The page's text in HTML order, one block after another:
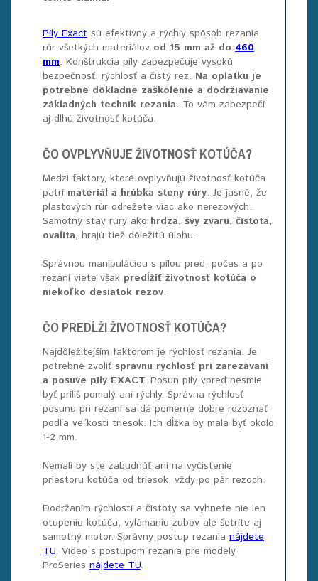
Píly Exact sú efektívny a rýchly spôsob rezania
rúr všetkých materiálov od 15 mm až do 460
mm. Konštrukcia píly zabezpečuje vysokú
bezpečnosť, rýchlosť a čistý rez. Na oplátku je
potrebné dôkladné zaškolenie a dodržiavanie
základných techník rezania. To vám zabezpečí
aj dlhú životnosť kotúča.
ČO OVPLYVŇUJE ŽIVOTNOSŤ KOTÚČA?
Medzi faktory, ktoré ovplyvňujú životnosť kotúča
patrí materiál a hrúbka steny rúry. Je jasné, že
plastových rúr odrežete viac ako nerezových.
Samotný stav rúry ako hrdza, švy zvaru, čistota,
ovalita, hrajú tiež dôležitú úlohu.
Správnou manipuláciou s pílou pred, počas a po
rezaní viete však predĺžiť životnosť kotúča o
niekoľko desiatok rezov.
ČO PREDĹŽI ŽIVOTNOSŤ KOTÚČA?
Najdôležitejším faktorom je rýchlosť rezania. Je
potrebné zvoliť správnu rýchlosť pri zarezávaní
a posuve píly EXACT. Posun píly vpred nesmie
byť príliš pomalý ani rýchly. Správna rýchlosť
posunu pri rezaní sa dá pomerne dobre rozoznať
podľa veľkosti triesok. Ich dĺžka by mala byť okolo
1-2 mm.
Nemali by ste zabudnúť ani na vyčistenie
priestoru kotúča od triesok, vždy po pár rezoch.
Dodržaním rýchlosti a čistoty sa vyhnete nie len
otupeniu kotúča, vylámaniu zubov ale šetríte aj
samotný motor. Správny postup rezania nájdete
TU. Video s postupom rezania pre modely
ProSeries nájdete TU.